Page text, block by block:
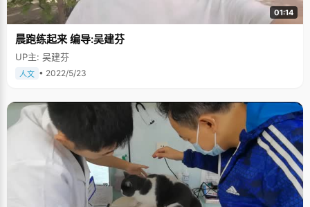
01:14
晨跑练起来 编导:吴建芬
UP主: 吴建芬
人文 • 2022/5/23